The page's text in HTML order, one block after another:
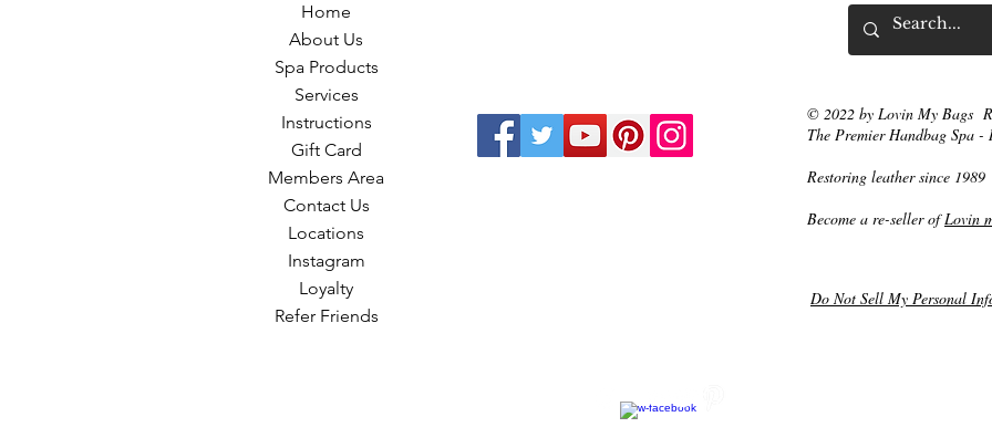
Home
About Us
Spa Products
Services
Instructions
Gift Card
Members Area
Contact Us
Locations
Instagram
Loyalty
Refer Friends
© 2022 by Lovin My Bags
The Premier Handbag Spa -
Restoring leather since 1989
Become a re-seller ofLovin
Do Not Sell My Personal